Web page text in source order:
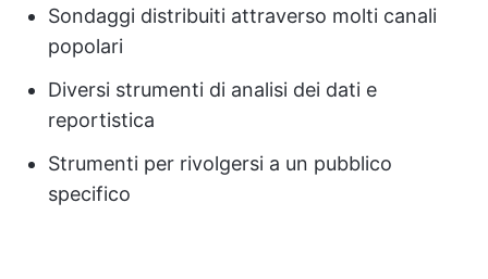
Sondaggi distribuiti attraverso molti canali
popolari
Diversi strumenti di analisi dei dati e
reportistica
Strumenti per rivolgersi a un pubblico
specifico